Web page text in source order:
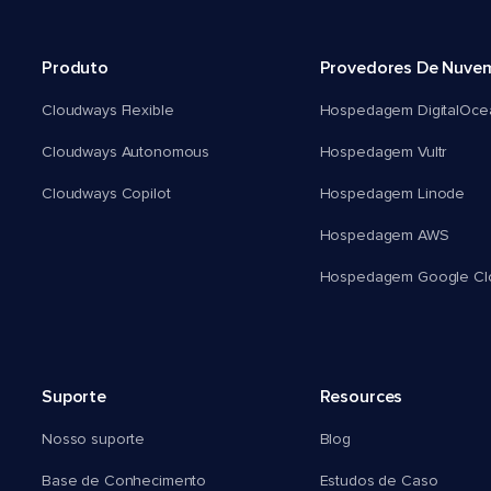
Produto
Cloudways Flexible
Cloudways Autonomous
Cloudways Copilot
Provedores De
Hospedagem
Hospedagem Vultr
Hospedagem Linode
Hospedagem AWS
Hospedagem Google
Suporte
Nosso suporte
Base de Conhecimento
Resources
Blog
Estudos de Caso